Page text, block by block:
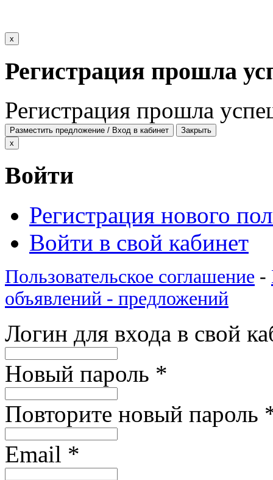
x
Регистрация прошла
Регистрация прошла
Разместить предложение / Вход в кабинет
Закрыть
x
Войти
Регистрация нового
Войти в свой кабинет
Пользовательское соглашение -
объявлений - предложений
Логин для входа в свой
Новый пароль *
Повторите новый пароль
Email *